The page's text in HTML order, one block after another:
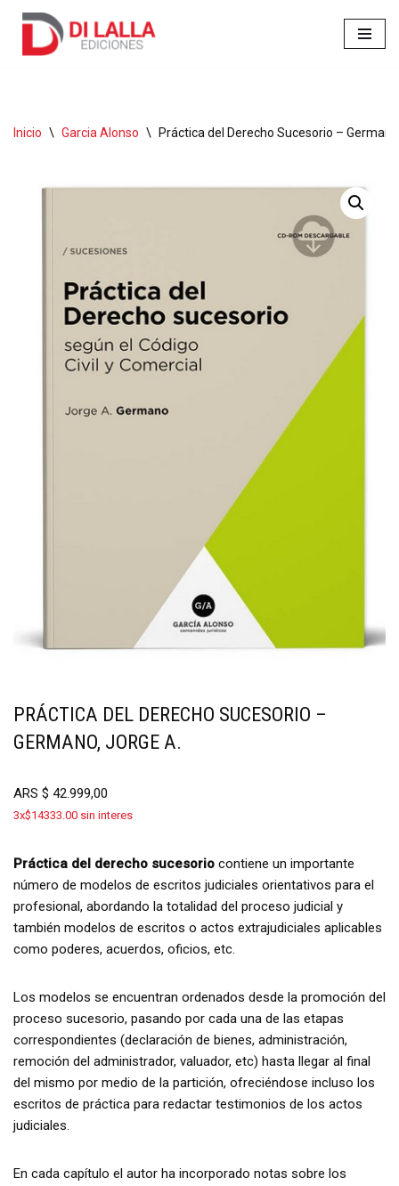
Inicio \ Garcia Alonso \ Práctica del Derecho Sucesorio –
PRÁCTICA DEL DERECHO SUCESORIO –
GERMANO, JORGE A.
ARS $ 42.999,00
3x$14333.00 sin interes
Práctica del derecho sucesorio contiene un importante
número de modelos de escritos judiciales orientativos para el
profesional, abordando la totalidad del proceso judicial y
también modelos de escritos o actos extrajudiciales aplicables
como poderes, acuerdos, oficios, etc.
Los modelos se encuentran ordenados desde la promoción del
proceso sucesorio, pasando por cada una de las etapas
correspondientes (declaración de bienes, administración,
remoción del administrador, valuador, etc) hasta llegar al final
del mismo por medio de la partición, ofreciéndose incluso los
escritos de práctica para redactar testimonios de los actos
judiciales.
En cada capítulo el autor ha incorporado notas sobre los